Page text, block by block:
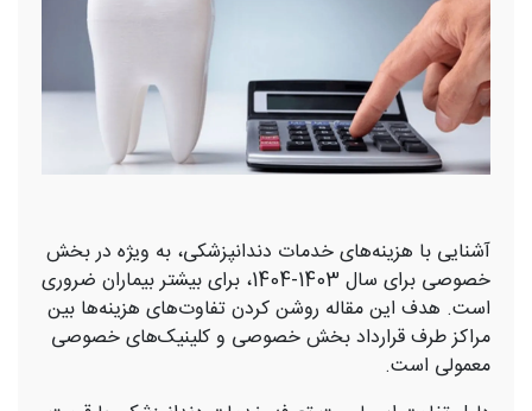
آشنایی با هزینه‌های خدمات دندانپزشکی، به ویژه در بخش
خصوصی برای سال 1403-1404، برای بیشتر بیماران ضروری
است. هدف این مقاله روشن کردن تفاوت‌های هزینه‌ها بین
مراکز طرف قرارداد بخش خصوصی و کلینیک‌های خصوصی
معمولی است.